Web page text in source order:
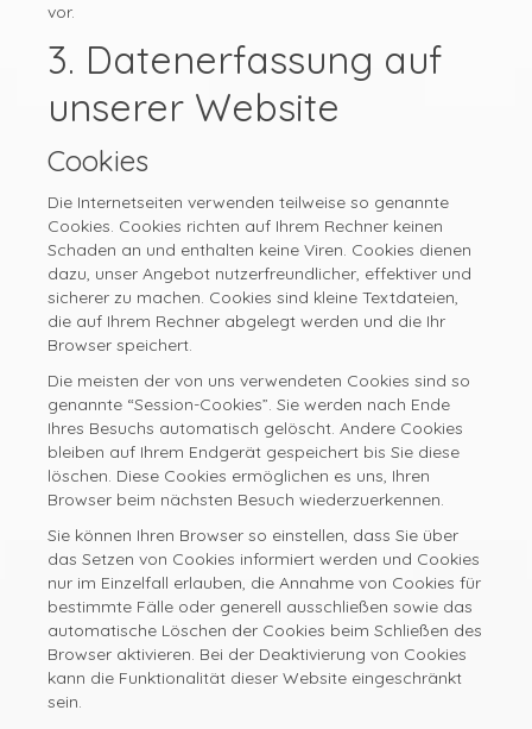
vor.
3. Datenerfassung auf
unserer Website
Cookies
Die Internetseiten verwenden teilweise so genannte
Cookies. Cookies richten auf Ihrem Rechner keinen
Schaden an und enthalten keine Viren. Cookies dienen
dazu, unser Angebot nutzerfreundlicher, effektiver und
sicherer zu machen. Cookies sind kleine Textdateien,
die auf Ihrem Rechner abgelegt werden und die Ihr
Browser speichert.
Die meisten der von uns verwendeten Cookies sind so
genannte “Session-Cookies”. Sie werden nach Ende
Ihres Besuchs automatisch gelöscht. Andere Cookies
bleiben auf Ihrem Endgerät gespeichert bis Sie diese
löschen. Diese Cookies ermöglichen es uns, Ihren
Browser beim nächsten Besuch wiederzuerkennen.
Sie können Ihren Browser so einstellen, dass Sie über
das Setzen von Cookies informiert werden und Cookies
nur im Einzelfall erlauben, die Annahme von Cookies für
bestimmte Fälle oder generell ausschließen sowie das
automatische Löschen der Cookies beim Schließen des
Browser aktivieren. Bei der Deaktivierung von Cookies
kann die Funktionalität dieser Website eingeschränkt
sein.